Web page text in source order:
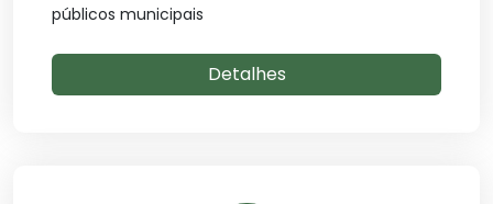
públicos municipais
Detalhes